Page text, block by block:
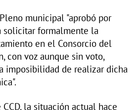
municipal "aprobó por
solicitar formalmente la
en el Consorcio del
con voz aunque sin voto,
imposibilidad de realizar dicha
la situación actual hace